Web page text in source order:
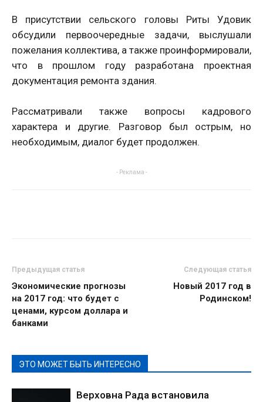
В присутствии сельского головы Риты Удовик
обсудили первоочередные задачи, выслушали
пожелания коллектива, а также проинформировали,
что в прошлом году разработана проектная
документация ремонта здания.
Рассматривали также вопросы кадрового
характера и другие. Разговор был острым, но
необходимым, диалог будет продолжен.
- Реклама -
Предыдущая статья
Экономические прогнозы
на 2017 год: что будет с
ценами, курсом доллара и
банками
Следующая статья
Новый 2017 год в
Родинском!
ЭТО МОЖЕТ БЫТЬ ИНТЕРЕСНО
Верховна Рада встановила